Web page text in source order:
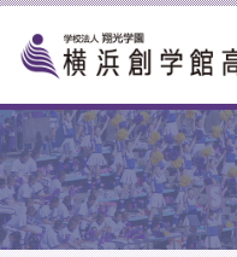
p
t
o
c
o
n